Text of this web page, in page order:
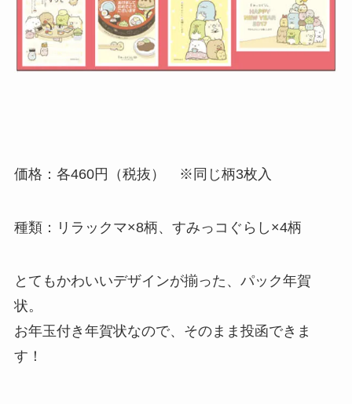
価格：各460円（税抜） ※同じ柄3枚入
種類：リラックマ×8柄、すみっコぐらし×4柄
とてもかわいいデザインが揃った、パック年賀
状。
お年玉付き年賀状なので、そのまま投函できま
す！